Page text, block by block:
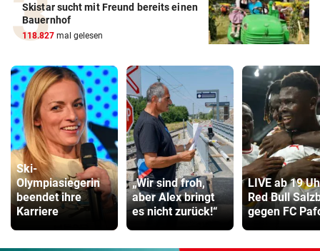
Skistar sucht mit Freund bereits einen
Bauernhof
118.827 mal gelesen
Ski-
Olympiasiegerin
beendet ihre
Karriere
„Wir sind froh,
aber Alex bringt
es nicht zurück!“
LIVE ab 19
Red Bull
gegen FC